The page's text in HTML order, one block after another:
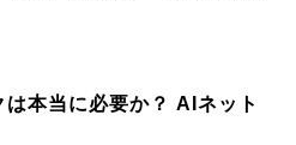
本当に必要か？ AIネット